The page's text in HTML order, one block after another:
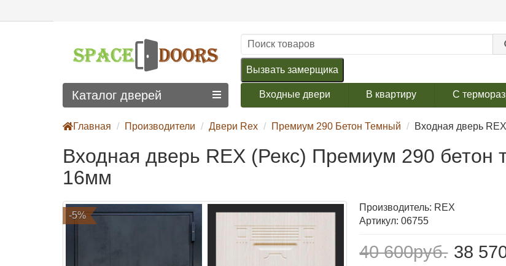
Вызвать замерщика
Входные двери В квартиру С
Каталог дверей
Главная Производители Двери Rex Премиум 290 Бетон Темный Входная дверь
Входная дверь REX (Рекс) Премиум 290
16мм
-5%
Производитель: REX
Артикул: 06755
40 600руб. 38